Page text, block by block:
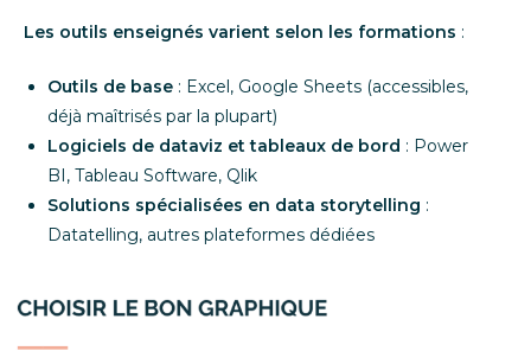
Les outils enseignés varient selon les formations :
Outils de base : Excel, Google Sheets (accessibles,
déjà maîtrisés par la plupart)
Logiciels de dataviz et tableaux de bord : Power
BI, Tableau Software, Qlik
Solutions spécialisées en data storytelling :
Datatelling, autres plateformes dédiées